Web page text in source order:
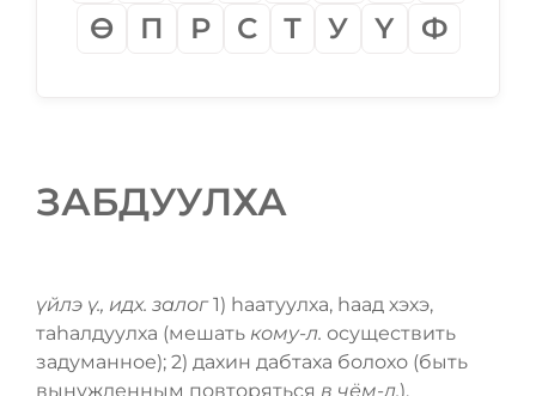
Ѳ
П Р С Т У Ү Ф
ЗАБДУУЛХА
үйлэ ү., идх. залог1) һаатуулха, һаад хэхэ,
таһалдуулха (мешать кому-л. осуществить
задуманное); 2) дахин дабтаха болохо (быть
вынужденным повторяться в чём-л.).